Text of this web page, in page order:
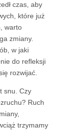
czas, aby
które już
warto
zmiany.
w jaki
do refleksji
rozwijać.
snu. Czy
Ruch
trzymamy